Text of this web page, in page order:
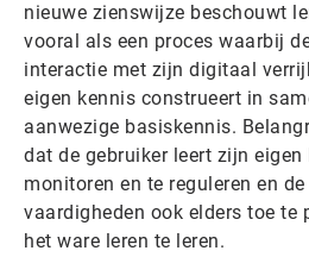
nieuwe zienswijze beschouwt
vooral als een proces waarbij
interactie met zijn digitaal
eigen kennis construeert in
aanwezige basiskennis.
dat de gebruiker leert zijn eigen
monitoren en te reguleren en
vaardigheden ook elders toe te
het ware leren te leren.